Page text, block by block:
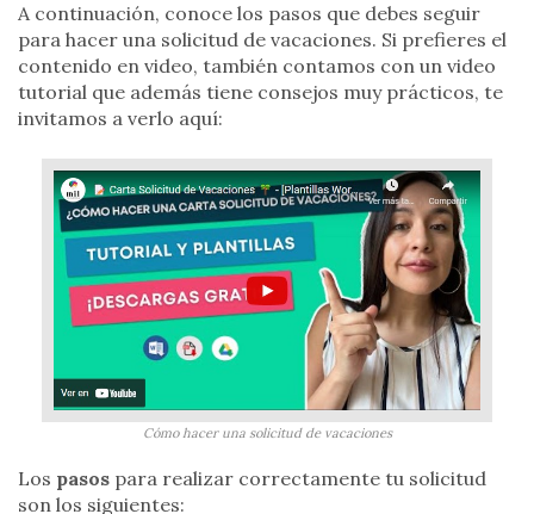
A continuación, conoce los pasos que debes seguir
para hacer una solicitud de vacaciones. Si prefieres el
contenido en video, también contamos con un video
tutorial que además tiene consejos muy prácticos, te
invitamos a verlo aquí:
Cómo hacer una solicitud de vacaciones
Los pasos para realizar correctamente tu solicitud
son los siguientes: